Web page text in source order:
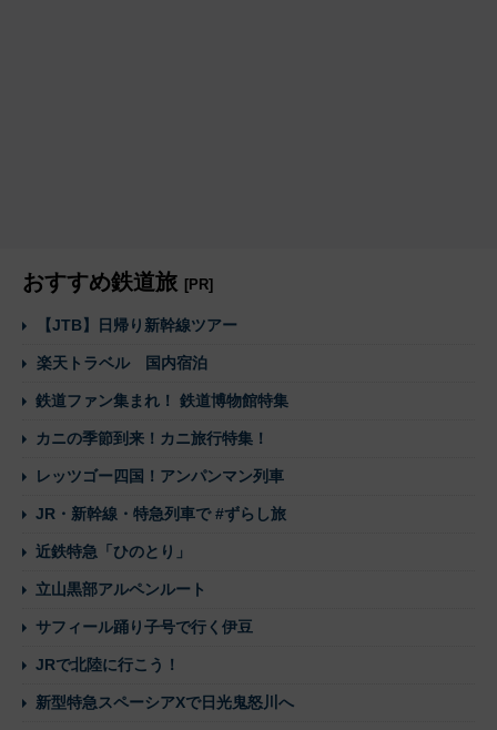
おすすめ鉄道旅 [PR]
【JTB】日帰り新幹線ツアー
楽天トラベル 国内宿泊
鉄道ファン集まれ！ 鉄道博物館特集
カニの季節到来！カニ旅行特集！
レッツゴー四国！アンパンマン列車
JR・新幹線・特急列車で #ずらし旅
近鉄特急「ひのとり」
立山黒部アルペンルート
サフィール踊り子号で行く伊豆
JRで北陸に行こう！
新型特急スペーシアXで日光鬼怒川へ